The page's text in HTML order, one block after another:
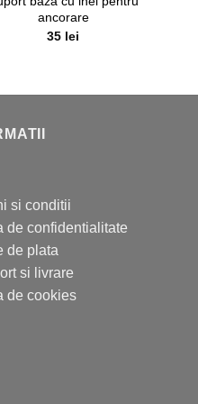
ancorare
35 lei
si conditii
de confidentialitate
de plata
si livrare
de cookies